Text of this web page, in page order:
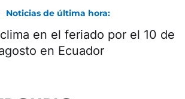
Noticias de última hora:
en el feriado por el 10 de
en Ecuador